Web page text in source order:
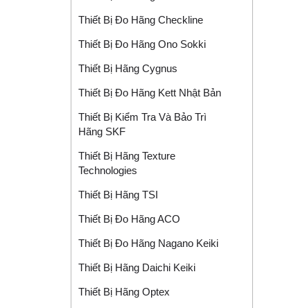
Thiết Bị Đo Hãng Checkline
Thiết Bị Đo Hãng Ono Sokki
Thiết Bị Hãng Cygnus
Thiết Bị Đo Hãng Kett Nhật Bản
Thiết Bị Kiểm Tra Và Bảo Trì
Hãng SKF
Thiết Bị Hãng Texture
Technologies
Thiết Bị Hãng TSI
Thiết Bị Đo Hãng ACO
Thiết Bị Đo Hãng Nagano Keiki
Thiết Bị Hãng Daichi Keiki
Thiết Bị Hãng Optex